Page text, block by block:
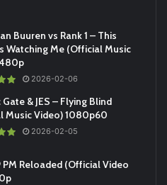
Buuren vs Rank 1 – This
Watching Me (Official Music
2026-02-06
& JES – Flying Blind
Music Video) 1080p60
2026-02-05
PM Reloaded (Official Video